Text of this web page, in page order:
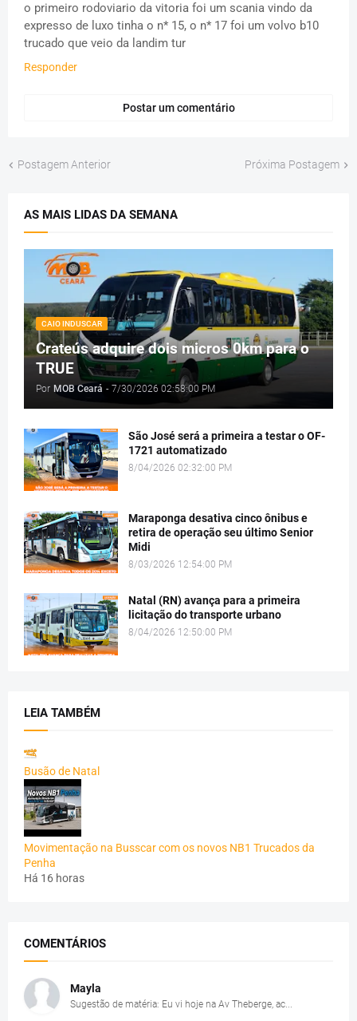
o primeiro rodoviario da vitoria foi um scania vindo da
expresso de luxo tinha o n* 15, o n* 17 foi um volvo b10
trucado que veio da landim tur
Responder
Postar um comentário
Postagem Anterior Próxima Postagem
AS MAIS LIDAS DA SEMANA
CAIO INDUSCAR
Crateús adquire dois micros 0km para o
TRUE
Por MOB Ceará - 7/30/2026 02:58:00 PM
São José será a primeira a testar o OF-
1721 automatizado
8/04/2026 02:32:00 PM
Maraponga desativa cinco ônibus e
retira de operação seu último Senior
Midi
8/03/2026 12:54:00 PM
Natal (RN) avança para a primeira
licitação do transporte urbano
8/04/2026 12:50:00 PM
LEIA TAMBÉM
Busão de Natal
Movimentação na Busscar com os novos NB1 Trucados da
Penha
Há 16 horas
COMENTÁRIOS
Mayla
Sugestão de matéria: Eu vi hoje na Av Theberge, ac...